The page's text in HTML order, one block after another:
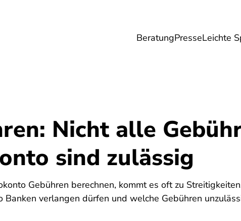
BeratungPresseLeichte
Gesundheit & Pflege
Nicht alle
sind zulässig
Gebühren berechnen, kommt es oft zu
Banken verlangen dürfen und welche Gebühren